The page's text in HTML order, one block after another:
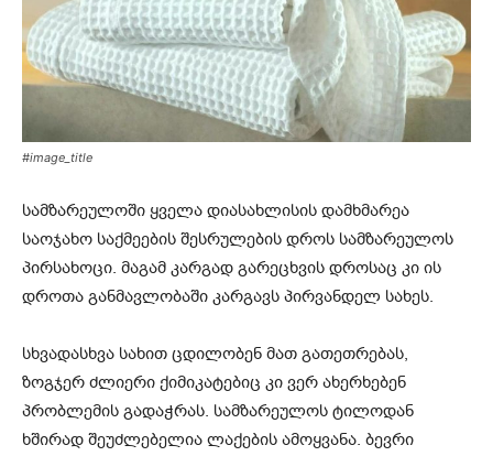
#image_title
სამზარეულოში ყველა დიასახლისის დამხმარეა
საოჯახო საქმეების შესრულების დროს სამზარეულოს
პირსახოცი. მაგამ კარგად გარეცხვის დროსაც კი ის
დროთა განმავლობაში კარგავს პირვანდელ სახეს.
სხვადასხვა სახით ცდილობენ მათ გათეთრებას,
ზოგჯერ ძლიერი ქიმიკატებიც კი ვერ ახერხებენ
პრობლემის გადაჭრას. სამზარეულოს ტილოდან
ხშირად შეუძლებელია ლაქების ამოყვანა. ბევრი